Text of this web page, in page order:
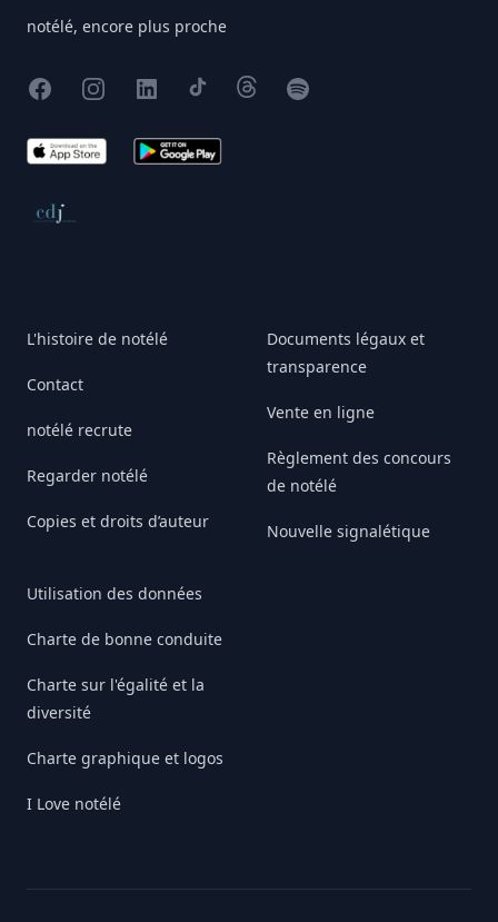
notélé, encore plus proche
FacebookInstagram
X TikTokThreadsSpotify
App Store Google Play
Conseil de déontologie journalistique
L'histoire de notélé
Contact
notélé recrute
Regarder notélé
Copies et droits d’auteur
Utilisation des données
Charte de bonne conduite
Charte sur l'égalité et la
diversité
Charte graphique et logos
I Love notélé
Documents légaux et
transparence
Vente en ligne
Règlement des concours
de notélé
Nouvelle signalétique